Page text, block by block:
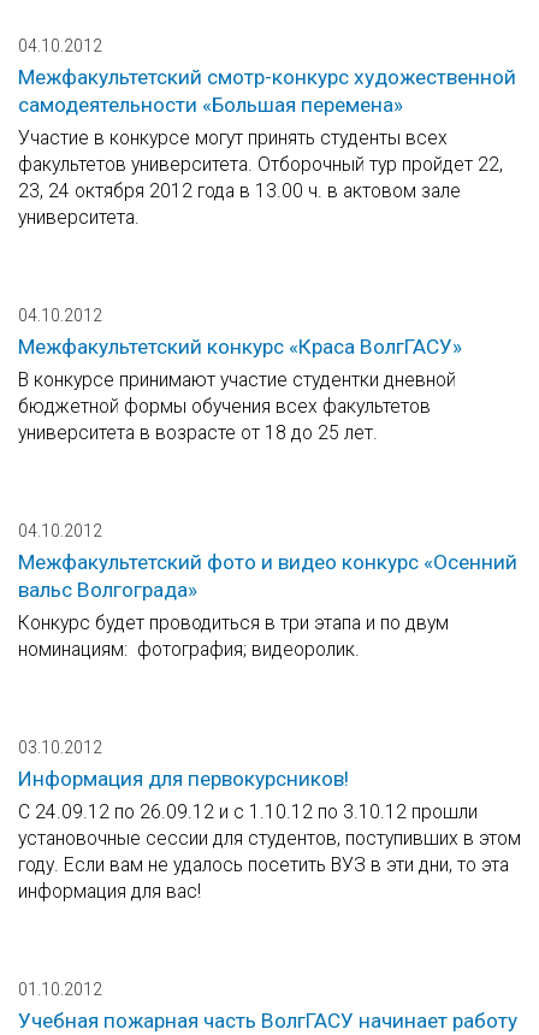
04.10.2012
Межфакультетский смотр-конкурс художественной
самодеятельности «Большая перемена»
Участие в конкурсе могут принять студенты всех
факультетов университета. Отборочный тур пройдет 22,
23, 24 октября 2012 года в 13.00 ч. в актовом зале
университета.
04.10.2012
Межфакультетский конкурс «Краса ВолгГАСУ»
В конкурсе принимают участие студентки дневной
бюджетной формы обучения всех факультетов
университета в возрасте от 18 до 25 лет.
04.10.2012
Межфакультетский фото и видео конкурс «Осенний
вальс Волгограда»
Конкурс будет проводиться в три этапа и по двум
номинациям: фотография; видеоролик.
03.10.2012
Информация для первокурсников!
С 24.09.12 по 26.09.12 и с 1.10.12 по 3.10.12 прошли
установочные сессии для студентов, поступивших в этом
году. Если вам не удалось посетить ВУЗ в эти дни, то эта
информация для вас!
01.10.2012
Учебная пожарная часть ВолгГАСУ начинает работу